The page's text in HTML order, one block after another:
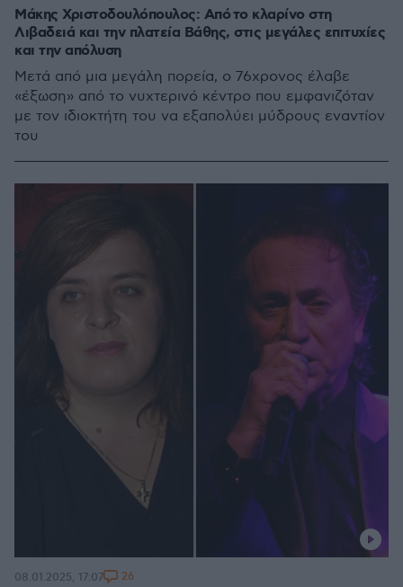
Μάκης Χριστοδουλόπουλος: Από το κλαρίνο στη
Λιβαδειά και την πλατεία Βάθης, στις μεγάλες επιτυχίες
και την απόλυση
Μετά από μια μεγάλη πορεία, ο 76χρονος έλαβε
«έξωση» από το νυχτερινό κέντρο που εμφανιζόταν
με τον ιδιοκτήτη του να εξαπολύει μύδρους εναντίον
του
08.01.2025, 17:07 26